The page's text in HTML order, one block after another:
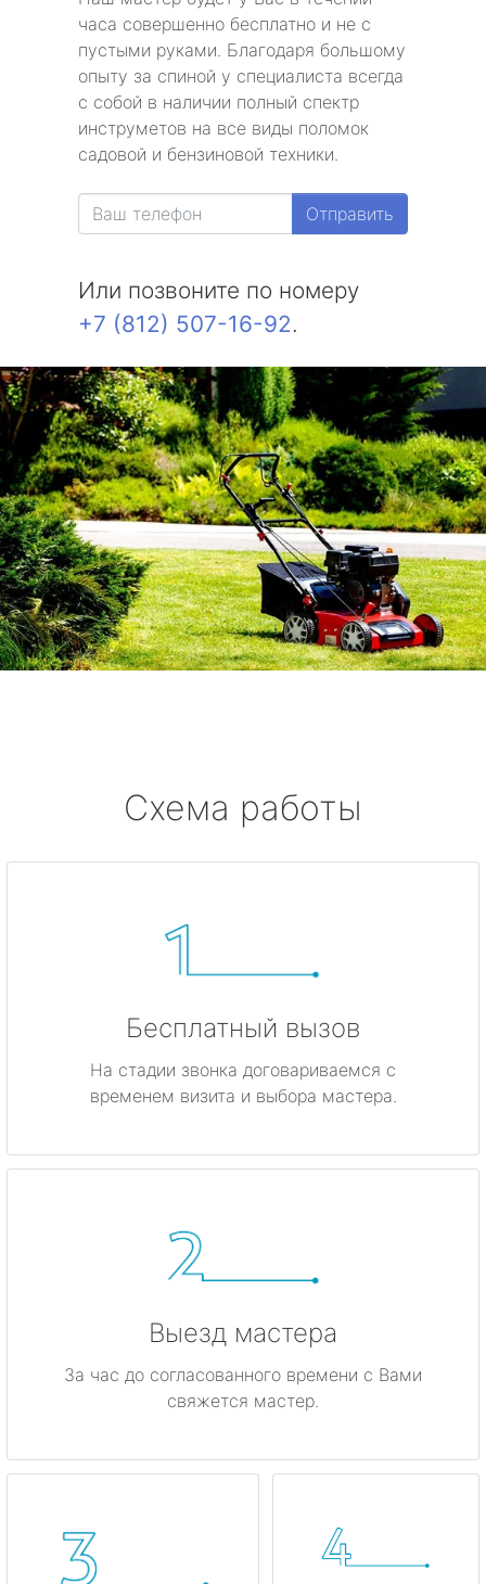
часа совершенно бесплатно и не с
пустыми руками. Благодаря большому
опыту за спиной у специалиста всегда
с собой в наличии полный спектр
инструметов на все виды поломок
садовой и бензиновой техники.
Отправить
Или позвоните по номеру
+7 (812) 507-16-92.
Схема работы
Бесплатный вызов
На стадии звонка договариваемся с
временем визита и выбора мастера.
Выезд мастера
За час до согласованного времени с Вами
свяжется мастер.